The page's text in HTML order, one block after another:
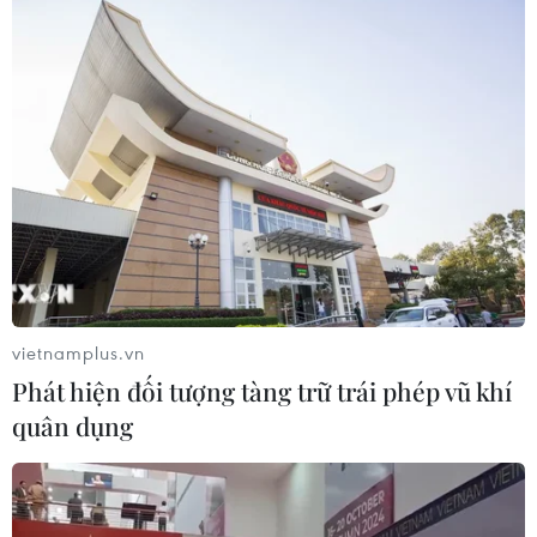
CƠ QUAN CHỦ QUẢN: THÔNG TẤN XÃ VIỆT NAM
Tổng Biên tập: TRẦN TIẾN DUẨN
Phó Tổng Biên tập: NGUYỄN THỊ TÁM, KHÚC THANH
THỦY
Sở hữu trí tuệ
Quy định sử dụng
RSS
Hỗ trợ
Ngôn ngữ
TTXVN
Dịch vụ tin
Quảng cáo
Liên hệ
Giấy phép số: 1374/GP-BTTTT do Bộ Thông tin và Truyền thông
cấp ngày 11/9/2008.
vietnamplus.vn
Phát hiện đối tượng tàng trữ trái phép vũ khí
quân dụng